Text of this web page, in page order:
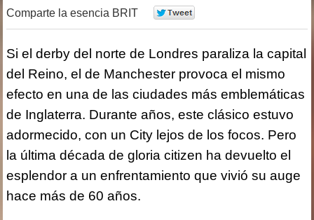
Comparte la esencia BRIT
Si el derby del norte de Londres paraliza la capital
del Reino, el de Manchester provoca el mismo
efecto en una de las ciudades más emblemáticas
de Inglaterra. Durante años, este clásico estuvo
adormecido, con un City lejos de los focos. Pero
la última década de gloria citizen ha devuelto el
esplendor a un enfrentamiento que vivió su auge
hace más de 60 años.